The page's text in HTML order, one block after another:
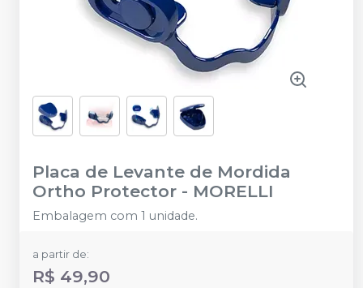
Placa de Levante de Mordida
Ortho Protector - MORELLI
Embalagem com 1 unidade.
a partir de:
R$ 49,90